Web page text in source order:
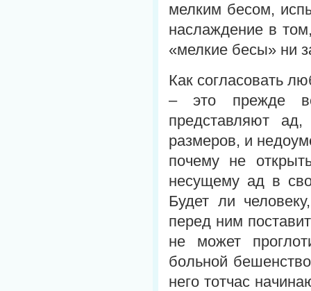
мелким бесом,
наслаждение в
«мелкие бесы» ни
Как согласовать
– это прежде
представляют
размеров, и
почему не
несущему ад в
Будет ли
перед ним
не может
больной
него тотчас